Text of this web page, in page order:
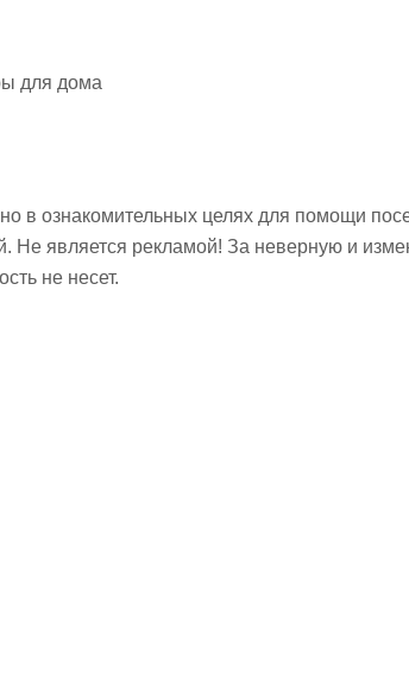
для дома
в ознакомительных целях для помощи
Не является рекламой! За неверную и
не несет.